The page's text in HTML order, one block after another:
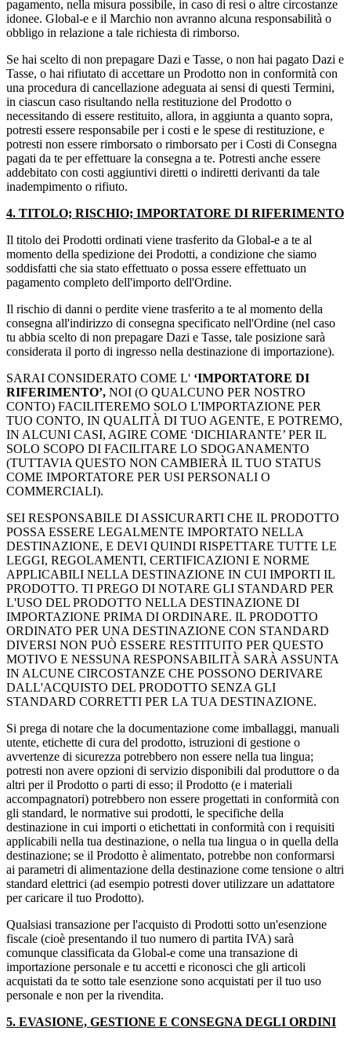
pagamento, nella misura possibile, in caso di resi o altre circostanze
idonee. Global-e e il Marchio non avranno alcuna responsabilità o
obbligo in relazione a tale richiesta di rimborso.
Se hai scelto di non prepagare Dazi e Tasse, o non hai pagato Dazi e
Tasse, o hai rifiutato di accettare un Prodotto non in conformità con
una procedura di cancellazione adeguata ai sensi di questi Termini,
in ciascun caso risultando nella restituzione del Prodotto o
necessitando di essere restituito, allora, in aggiunta a quanto sopra,
potresti essere responsabile per i costi e le spese di restituzione, e
potresti non essere rimborsato o rimborsato per i Costi di Consegna
pagati da te per effettuare la consegna a te. Potresti anche essere
addebitato con costi aggiuntivi diretti o indiretti derivanti da tale
inadempimento o rifiuto.
4. TITOLO; RISCHIO; IMPORTATORE DI RIFERIMENTO
Il titolo dei Prodotti ordinati viene trasferito da Global-e a te al
momento della spedizione dei Prodotti, a condizione che siamo
soddisfatti che sia stato effettuato o possa essere effettuato un
pagamento completo dell'importo dell'Ordine.
Il rischio di danni o perdite viene trasferito a te al momento della
consegna all'indirizzo di consegna specificato nell'Ordine (nel caso
tu abbia scelto di non prepagare Dazi e Tasse, tale posizione sarà
considerata il porto di ingresso nella destinazione di importazione).
SARAI CONSIDERATO COME L' ‘IMPORTATORE DI
RIFERIMENTO’, NOI (O QUALCUNO PER NOSTRO
CONTO) FACILITEREMO SOLO L'IMPORTAZIONE PER
TUO CONTO, IN QUALITÀ DI TUO AGENTE, E POTREMO,
IN ALCUNI CASI, AGIRE COME ‘DICHIARANTE’ PER IL
SOLO SCOPO DI FACILITARE LO SDOGANAMENTO
(TUTTAVIA QUESTO NON CAMBIERÀ IL TUO STATUS
COME IMPORTATORE PER USI PERSONALI O
COMMERCIALI).
SEI RESPONSABILE DI ASSICURARTI CHE IL PRODOTTO
POSSA ESSERE LEGALMENTE IMPORTATO NELLA
DESTINAZIONE, E DEVI QUINDI RISPETTARE TUTTE LE
LEGGI, REGOLAMENTI, CERTIFICAZIONI E NORME
APPLICABILI NELLA DESTINAZIONE IN CUI IMPORTI IL
PRODOTTO. TI PREGO DI NOTARE GLI STANDARD PER
L'USO DEL PRODOTTO NELLA DESTINAZIONE DI
IMPORTAZIONE PRIMA DI ORDINARE. IL PRODOTTO
ORDINATO PER UNA DESTINAZIONE CON STANDARD
DIVERSI NON PUÒ ESSERE RESTITUITO PER QUESTO
MOTIVO E NESSUNA RESPONSABILITÀ SARÀ ASSUNTA
IN ALCUNE CIRCOSTANZE CHE POSSONO DERIVARE
DALL'ACQUISTO DEL PRODOTTO SENZA GLI
STANDARD CORRETTI PER LA TUA DESTINAZIONE.
Si prega di notare che la documentazione come imballaggi, manuali
utente, etichette di cura del prodotto, istruzioni di gestione o
avvertenze di sicurezza potrebbero non essere nella tua lingua;
potresti non avere opzioni di servizio disponibili dal produttore o da
altri per il Prodotto o parti di esso; il Prodotto (e i materiali
accompagnatori) potrebbero non essere progettati in conformità con
gli standard, le normative sui prodotti, le specifiche della
destinazione in cui importi o etichettati in conformità con i requisiti
applicabili nella tua destinazione, o nella tua lingua o in quella della
destinazione; se il Prodotto è alimentato, potrebbe non conformarsi
ai parametri di alimentazione della destinazione come tensione o altri
standard elettrici (ad esempio potresti dover utilizzare un adattatore
per caricare il tuo Prodotto).
Qualsiasi transazione per l'acquisto di Prodotti sotto un'esenzione
fiscale (cioè presentando il tuo numero di partita IVA) sarà
comunque classificata da Global-e come una transazione di
importazione personale e tu accetti e riconosci che gli articoli
acquistati da te sotto tale esenzione sono acquistati per il tuo uso
personale e non per la rivendita.
5. EVASIONE, GESTIONE E CONSEGNA DEGLI ORDINI